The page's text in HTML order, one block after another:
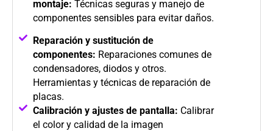
montaje: Técnicas seguras y manejo de
componentes sensibles para evitar daños.
Reparación y sustitución de
componentes: Reparaciones comunes de
condensadores, diodos y otros.
Herramientas y técnicas de reparación de
placas.
Calibración y ajustes de pantalla: Calibrar
el color y calidad de la imagen